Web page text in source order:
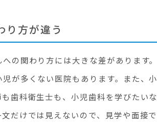
り方が違う
の関わり方には大きな差があります
が多くない医院もあります。また、
歯科衛生士も、小児歯科を学びたい
だけでは見えないので、見学や面接